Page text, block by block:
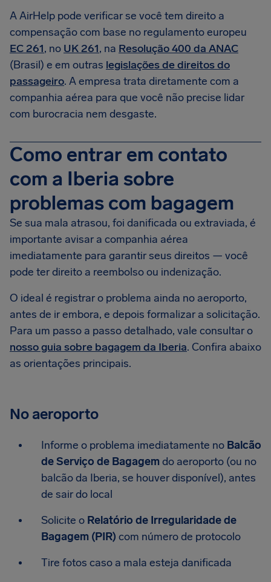
A AirHelp pode verificar se você tem direito a
compensação com base no regulamento europeu
EC 261, no UK 261, na Resolução 400 da ANAC
(Brasil) e em outras legislações de direitos do
passageiro. A empresa trata diretamente com a
companhia aérea para que você não precise lidar
com burocracia nem desgaste.
Como entrar em contato
com a Iberia sobre
problemas com bagagem
Se sua mala atrasou, foi danificada ou extraviada, é
importante avisar a companhia aérea
imediatamente para garantir seus direitos — você
pode ter direito a reembolso ou indenização.
O ideal é registrar o problema ainda no aeroporto,
antes de ir embora, e depois formalizar a solicitação.
Para um passo a passo detalhado, vale consultar o
nosso guia sobre bagagem da Iberia. Confira abaixo
as orientações principais.
No aeroporto
Informe o problema imediatamente no Balcão
de Serviço de Bagagemdo aeroporto (ou no
balcão da Iberia, se houver disponível), antes
de sair do local
Solicite o Relatório de Irregularidade de
Bagagem (PIR) com número de protocolo
Tire fotos caso a mala esteja danificada